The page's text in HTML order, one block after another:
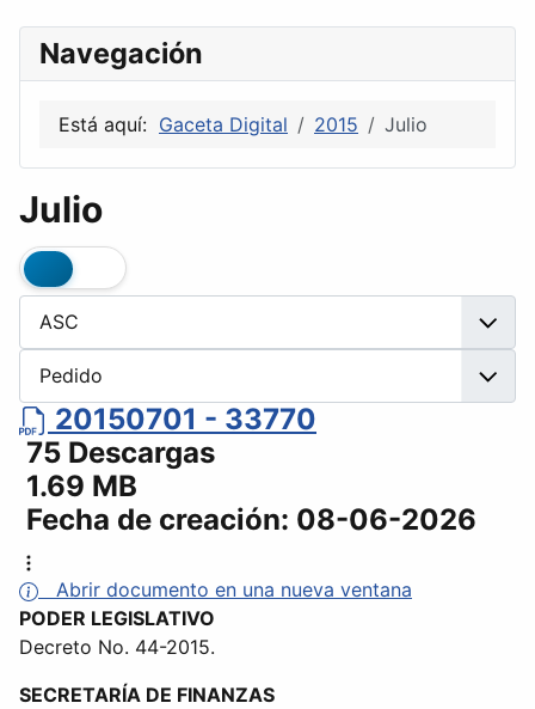
Navegación
Está aquí: Gaceta Digital 2015 Julio
Julio
20150701 - 33770
75 Descargas
1.69 MB
Fecha de creación: 08-06-2026
Abrir documento en una nueva ventana
PODER LEGISLATIVO
Decreto No. 44-2015.
SECRETARÍA DE FINANZAS